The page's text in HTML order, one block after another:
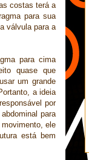
costas terá a
para sua
válvula para a
para cima
quase que
um grande
a ideia
por
para
ele
está bem